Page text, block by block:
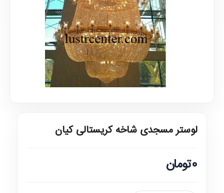
لوستر مسجدی شاخه کریستالی کیان
0تومان